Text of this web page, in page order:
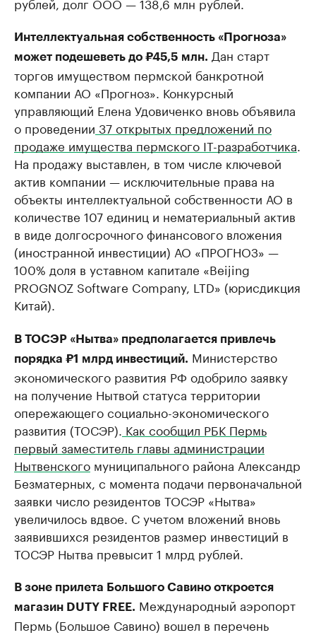
Интеллектуальная собственность «Прогноза»
может подешеветь до ₽45,5 млн. Дан старт
торгов имуществом пермской банкротной
компании АО «Прогноз». Конкурсный
управляющий Елена Удовиченко вновь объявила
о проведении 37 открытых предложений по
продаже имущества пермского IT-разработчика
На продажу выставлен, в том числе ключевой
актив компании — исключительные права на
объекты интеллектуальной собственности АО в
количестве 107 единиц и нематериальный актив
в виде долгосрочного финансового вложения
(иностранной инвестиции) АО «ПРОГНОЗ» —
100% доля в уставном капитале «Beijing
PROGNOZ Software Company, LTD» (юрисдикция
Китай).
В ТОСЭР «Нытва» предполагается привлечь
порядка ₽1 млрд инвестиций. Министерство
экономического развития РФ одобрило заявку
на получение Нытвой статуса территории
опережающего социально-экономического
развития (ТОСЭР). Как сообщил РБК Пермь
первый заместитель главы администрации
Нытвенского муниципального района Александр
Безматерных, с момента подачи первоначальной
заявки число резидентов ТОСЭР «Нытва»
увеличилось вдвое. С учетом вложений вновь
заявившихся резидентов размер инвестиций в
ТОСЭР Нытва превысит 1 млрд рублей.
В зоне прилета Большого Савино откроется
магазин DUTY FREE. Международный аэропорт
Пермь (Большое Савино) вошел в перечень